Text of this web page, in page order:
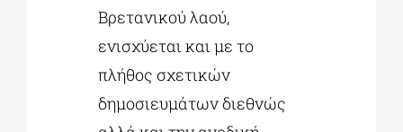
Βρετανικού λαού,
ενισχύεται και με το
πλήθος σχετικών
δημοσιευμάτων διεθνώς